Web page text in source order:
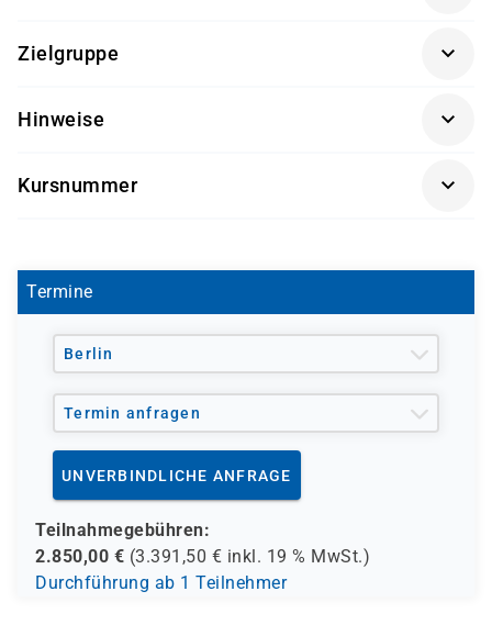
Vorkenntnisse mitbringen:
Betriebssysteme LINUX und Windows
Zielgruppe
Supportmitarbeiter
Hinweise
mit einem unserer Partner statt.
genutzt werden kann. Hierzu bieten wir alternative
Sollten Sie Fragen hierzu haben, stehen wir Ihnen gerne
telefonisch zur Verfügung.
Kursnummer
Termine
Berlin
Termin anfragen
UNVERBINDLICHE ANFRAGE
Teilnahmegebühren:
2.850,00 € (3.391,50 € inkl. 19 % MwSt.)
Durchführung ab 1 Teilnehmer